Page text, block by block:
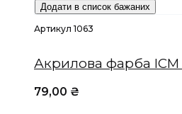
Додати в список бажаних
Артикул 1063
Акрилова фарба ICM
79,00 ₴